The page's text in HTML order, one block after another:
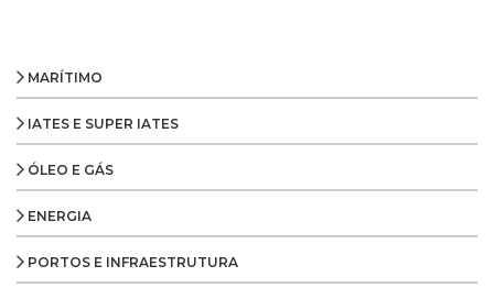
MARÍTIMO
IATES E SUPER IATES
ÓLEO E GÁS
ENERGIA
PORTOS E INFRAESTRUTURA